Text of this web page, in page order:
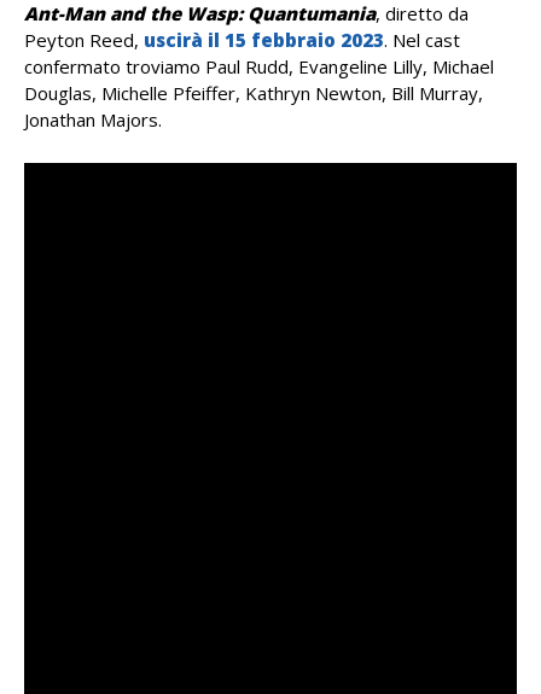
Ant-Man and the Wasp: Quantumania, diretto da
Peyton Reed, uscirà il 15 febbraio 2023. Nel cast
confermato troviamo Paul Rudd, Evangeline Lilly, Michael
Douglas, Michelle Pfeiffer, Kathryn Newton, Bill Murray,
Jonathan Majors.